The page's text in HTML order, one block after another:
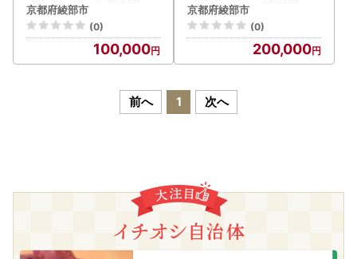
期便 国産 綾部市 / 株式会
社For youふぁーむ［BSC
A019］
京都府綾部市
(0)
100,000
期便 国産 綾部市 / 株式会
社For youふぁーむ［BSC
A022］
京都府綾部市
(0)
200,000
前へ 1 次へ